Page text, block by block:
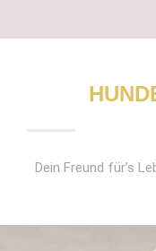
Dein Freund für’s